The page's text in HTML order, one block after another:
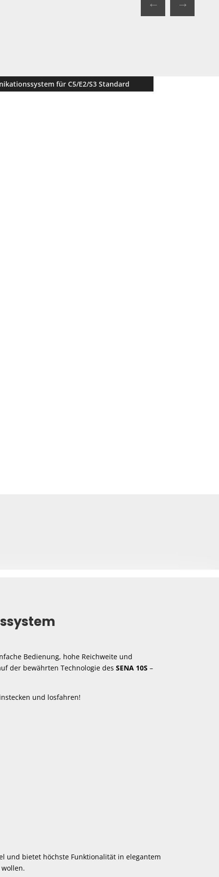
für C5/E2/S3 Standard
Bedienung, hohe Reichweite und
der bewährten Technologie des SENA 10S–
und losfahren!
und bietet höchste Funktionalität in elegantem